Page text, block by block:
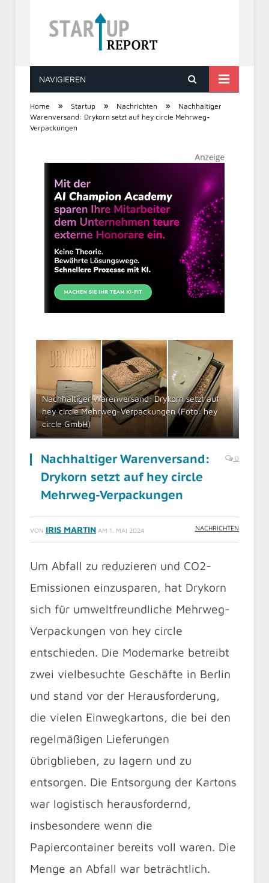
STARTUP REPORT
NAVIGIEREN
Home » Startup » Nachrichten »
Nachhaltiger
Warenversand: Drykorn setzt auf hey circle Mehrweg-
Verpackungen
Nachhaltiger Warenversand: Drykorn setzt auf
hey circle Mehrweg-Verpackungen (Foto: hey
circle GmbH)
Nachhaltiger Warenversand:
Drykorn setzt auf hey circle
Mehrweg-Verpackungen
0
VON IRIS MARTIN AM 1. MAI 2024 NACHRICHTEN
Um Abfall zu reduzieren und CO2-
Emissionen einzusparen, hat Drykorn
sich für umweltfreundliche Mehrweg-
Verpackungen von hey circle
entschieden. Die Modemarke betreibt
zwei vielbesuchte Geschäfte in Berlin
und stand vor der Herausforderung,
die vielen Einwegkartons, die bei den
regelmäßigen Lieferungen
übrigblieben, zu lagern und zu
entsorgen. Die Entsorgung der Kartons
war logistisch herausfordernd,
insbesondere wenn die
Papiercontainer bereits voll waren. Die
Menge an Abfall war beträchtlich.